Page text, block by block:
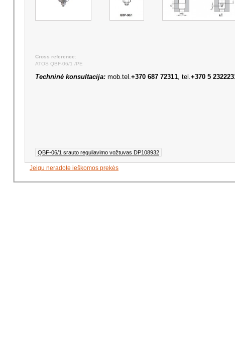
Cross reference:
ATOS QBF-06/1 /PE
Techninė konsultacija: mob.tel.+370 687 72311, tel.+370 5
QBF-06/1 srauto reguliavimo vožtuvas DP108932
Jeigu neradote ieškomos prekės